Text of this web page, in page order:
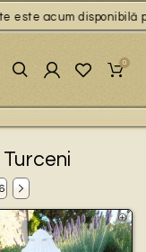
acum disponibilă
0